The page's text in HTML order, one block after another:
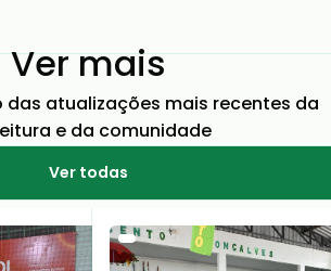
Ver mais
das atualizações mais recentes da
e da comunidade
Ver todas